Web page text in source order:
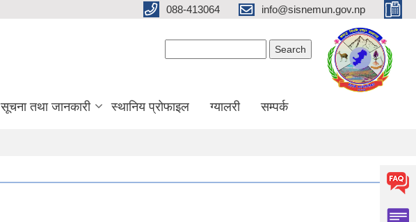
088-413064 info@sisnemun.gov.np
सूचना तथा जानकारी स्थानिय प्रोफाइल ग्यालरी सम्पर्क